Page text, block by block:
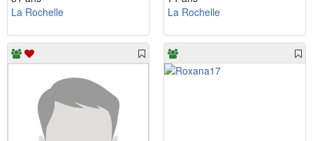
La Rochelle
La Rochelle